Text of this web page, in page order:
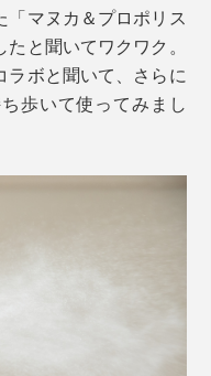
一産業省が認定した
学的定義と輸出のル
したものの証。この
の健康を最優先しな
りをしています。
マヌカ＆プロポリス
と聞いてワクワク。
ラボと聞いて、さらに
歩いて使ってみまし